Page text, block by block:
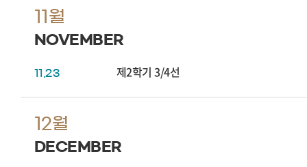
11월
NOVEMBER
11.23 제2학기 3/4선
12월
DECEMBER